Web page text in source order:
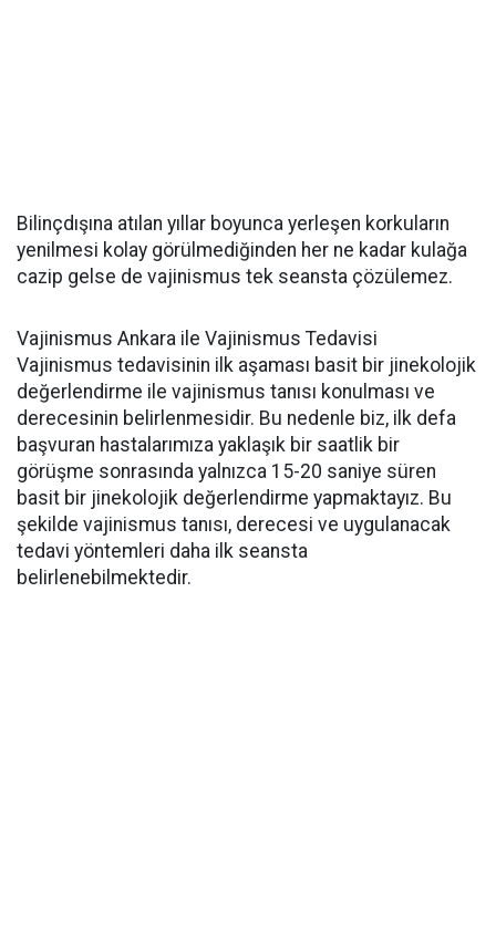
Bilinçdışına atılan yıllar boyunca yerleşen korkuların
yenilmesi kolay görülmediğinden her ne kadar kulağa
cazip gelse de vajinismus tek seansta çözülemez.
Vajinismus Ankara ile Vajinismus Tedavisi
Vajinismus tedavisinin ilk aşaması basit bir jinekolojik
değerlendirme ile vajinismus tanısı konulması ve
derecesinin belirlenmesidir. Bu nedenle biz, ilk defa
başvuran hastalarımıza yaklaşık bir saatlik bir
görüşme sonrasında yalnızca 15-20 saniye süren
basit bir jinekolojik değerlendirme yapmaktayız. Bu
şekilde vajinismus tanısı, derecesi ve uygulanacak
tedavi yöntemleri daha ilk seansta
belirlenebilmektedir.